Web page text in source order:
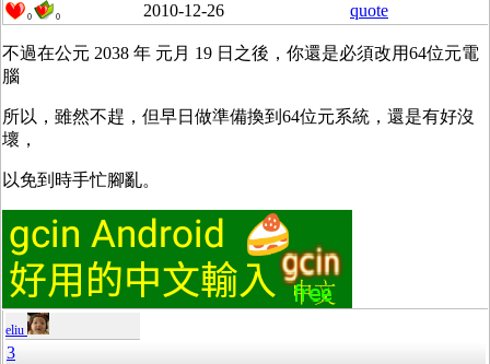
0 0 2010-12-26 quote
不過在公元 2038 年 元月 19 日之後，你還是必須改用64位元電
腦
所以，雖然不趕，但早日做準備換到64位元系統，還是有好沒
壞，
以免到時手忙腳亂。
eliu
3